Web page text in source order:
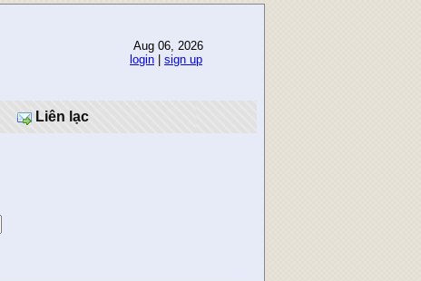
Aug 06, 2026
login
sign up
Liên lạc